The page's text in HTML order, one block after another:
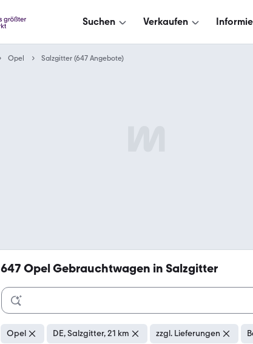
Suchen Verkaufen
Opel Salzgitter (647 Angebote)
647 Opel Gebrauchtwagen in Salzgitter
Opel DE, Salzgitter, 21 km zzgl. Lieferungen